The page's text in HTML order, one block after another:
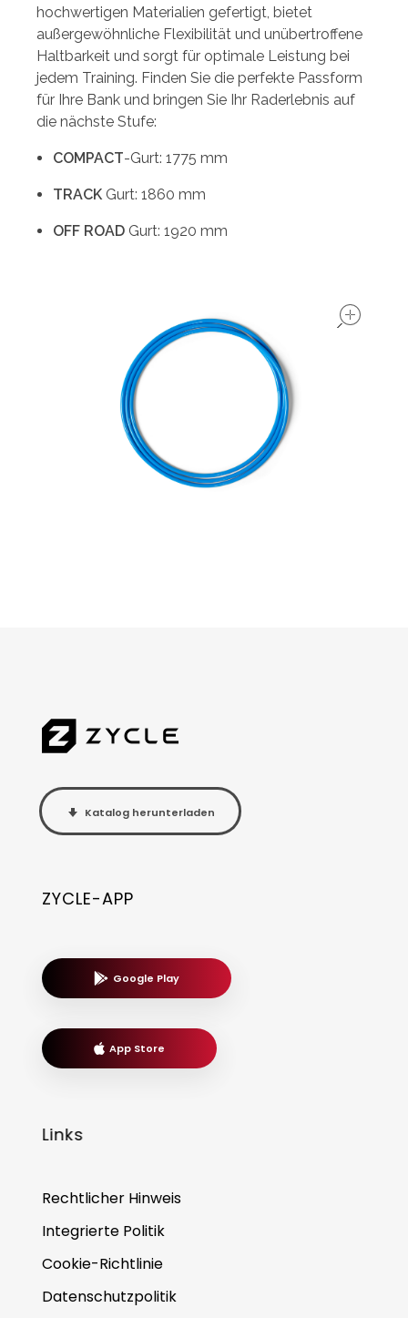
hochwertigen Materialien gefertigt, bietet
außergewöhnliche Flexibilität und unübertroffene
Haltbarkeit und sorgt für optimale Leistung bei
jedem Training. Finden Sie die perfekte Passform
für Ihre Bank und bringen Sie Ihr Raderlebnis auf
die nächste Stufe:
COMPACT-Gurt: 1775 mm
TRACKGurt: 1860 mm
OFF ROADGurt: 1920 mm
Katalog herunterladen
ZYCLE-APP
Google Play
App Store
Links
Rechtlicher Hinweis
Integrierte Politik
Cookie-Richtlinie
Datenschutzpolitik